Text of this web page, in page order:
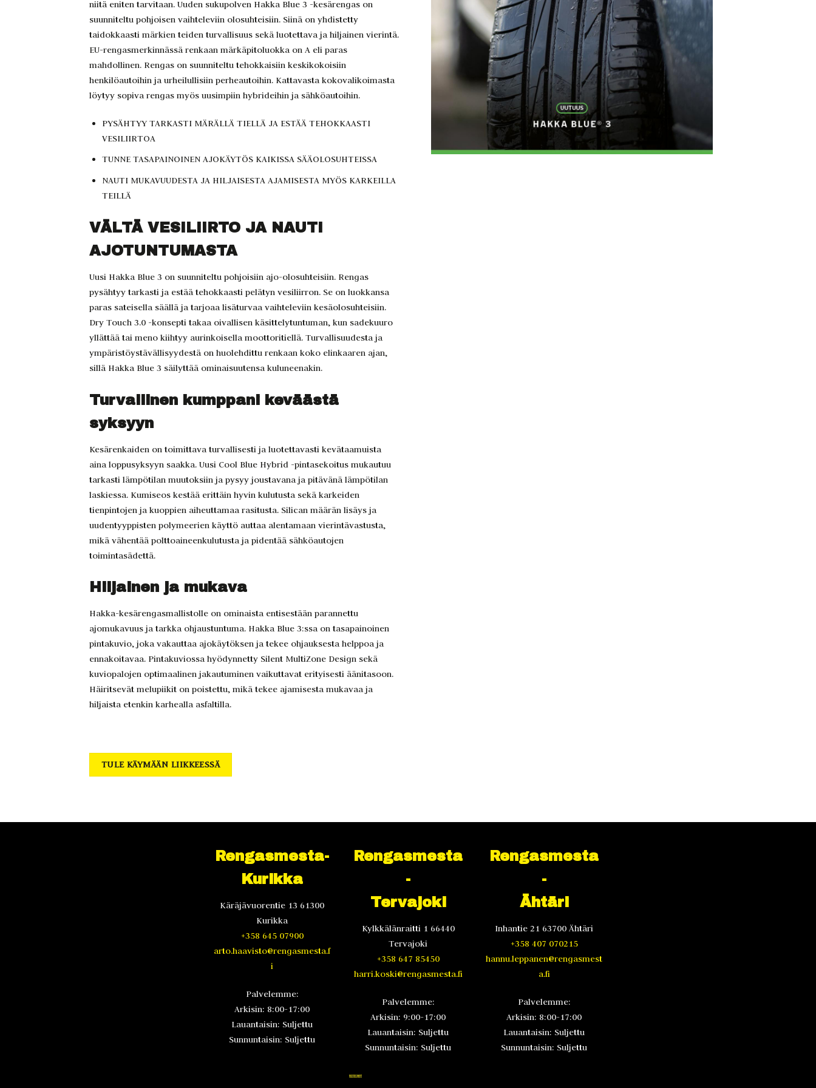
niitä eniten tarvitaan. Uuden sukupolven Hakka Blue 3 -kesärengas on
suunniteltu pohjoisen vaihteleviin olosuhteisiin. Siinä on yhdistetty
taidokkaasti märkien teiden turvallisuus sekä luotettava ja hiljainen vierintä.
EU-rengasmerkinnässä renkaan märkäpitoluokka on A eli paras
mahdollinen. Rengas on suunniteltu tehokkaisiin keskikokoisiin
henkilöautoihin ja urheilullisiin perheautoihin. Kattavasta kokovalikoimasta
löytyy sopiva rengas myös uusimpiin hybrideihin ja sähköautoihin.
PYSÄHTYY TARKASTI MÄRÄLLÄ TIELLÄ JA ESTÄÄ TEHOKKAASTI
VESILIIRTOA
TUNNE TASAPAINOINEN AJOKÄYTÖS KAIKISSA SÄÄOLOSUHTEISSA
NAUTI MUKAVUUDESTA JA HILJAISESTA AJAMISESTA MYÖS KARKEILLA
TEILLÄ
VÄLTÄ VESILIIRTO JA NAUTI
AJOTUNTUMASTA
Uusi Hakka Blue 3 on suunniteltu pohjoisiin ajo-olosuhteisiin. Rengas
pysähtyy tarkasti ja estää tehokkaasti pelätyn vesiliirron. Se on luokkansa
paras sateisella säällä ja tarjoaa lisäturvaa vaihteleviin kesäolosuhteisiin.
Dry Touch 3.0 -konsepti takaa oivallisen käsittelytuntuman, kun sadekuuro
yllättää tai meno kiihtyy aurinkoisella moottoritiellä. Turvallisuudesta ja
ympäristöystävällisyydestä on huolehdittu renkaan koko elinkaaren ajan,
sillä Hakka Blue 3 säilyttää ominaisuutensa kuluneenakin.
Turvallinen kumppani keväästä
syksyyn
Kesärenkaiden on toimittava turvallisesti ja luotettavasti kevätaamuista
aina loppusyksyyn saakka. Uusi Cool Blue Hybrid -pintasekoitus mukautuu
tarkasti lämpötilan muutoksiin ja pysyy joustavana ja pitävänä lämpötilan
laskiessa. Kumiseos kestää erittäin hyvin kulutusta sekä karkeiden
tienpintojen ja kuoppien aiheuttamaa rasitusta. Silican määrän lisäys ja
uudentyyppisten polymeerien käyttö auttaa alentamaan vierintävastusta,
mikä vähentää polttoaineenkulutusta ja pidentää sähköautojen
toimintasädettä.
Hiljainen ja mukava
Hakka-kesärengasmallistolle on ominaista entisestään parannettu
ajomukavuus ja tarkka ohjaustuntuma. Hakka Blue 3:ssa on tasapainoinen
pintakuvio, joka vakauttaa ajokäytöksen ja tekee ohjauksesta helppoa ja
ennakoitavaa. Pintakuviossa hyödynnetty Silent MultiZone Design sekä
kuviopalojen optimaalinen jakautuminen vaikuttavat erityisesti äänitasoon.
Häiritsevät melupiikit on poistettu, mikä tekee ajamisesta mukavaa ja
hiljaista etenkin karhealla asfaltilla.
TULE KÄYMÄÄN LIIKKEESSÄ
Rengasmesta-
Kurikka
Käräjävuorentie 13 61300
Kurikka
+358 645 07900
arto.haavisto@rengasmesta.f
i
Palvelemme:
Arkisin: 8:00-17:00
Lauantaisin: Suljettu
Sunnuntaisin: Suljettu
Rengasmesta
-
Tervajoki
Kylkkälänraitti 1 66440
Tervajoki
+358 647 85450
harri.koski@rengasmesta.fi
Palvelemme:
Arkisin: 9:00-17:00
Lauantaisin: Suljettu
Sunnuntaisin: Suljettu
Rengasmesta
-
Ähtäri
Inhantie 21 63700 Ähtäri
+358 407 070215
hannu.leppanen@rengasmest
a.fi
Palvelemme:
Arkisin: 8:00-17:00
Lauantaisin: Suljettu
Sunnuntaisin: Suljettu